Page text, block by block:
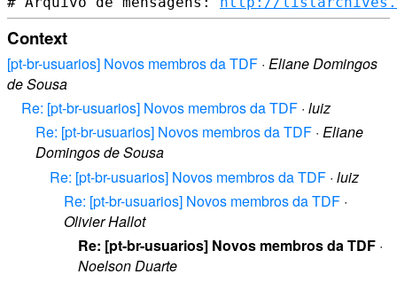
Context
[pt-br-usuarios] Novos membros da TDF · Eliane Domingos
de Sousa
Re: [pt-br-usuarios] Novos membros da TDF · luiz
Re: [pt-br-usuarios] Novos membros da TDF · Eliane
Domingos de Sousa
Re: [pt-br-usuarios] Novos membros da TDF · luiz
Re: [pt-br-usuarios] Novos membros da TDF ·
Olivier Hallot
Re: [pt-br-usuarios] Novos membros da TDF ·
Noelson Duarte